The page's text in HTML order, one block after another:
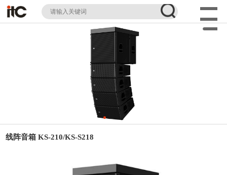
线阵音箱 KS-210/KS-S218